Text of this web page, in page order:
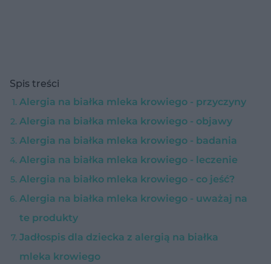
Spis treści
Alergia na białka mleka krowiego - przyczyny
Alergia na białka mleka krowiego - objawy
Alergia na białka mleka krowiego - badania
Alergia na białka mleka krowiego - leczenie
Alergia na białko mleka krowiego - co jeść?
Alergia na białka mleka krowiego - uważaj na
te produkty
Jadłospis dla dziecka z alergią na białka
mleka krowiego